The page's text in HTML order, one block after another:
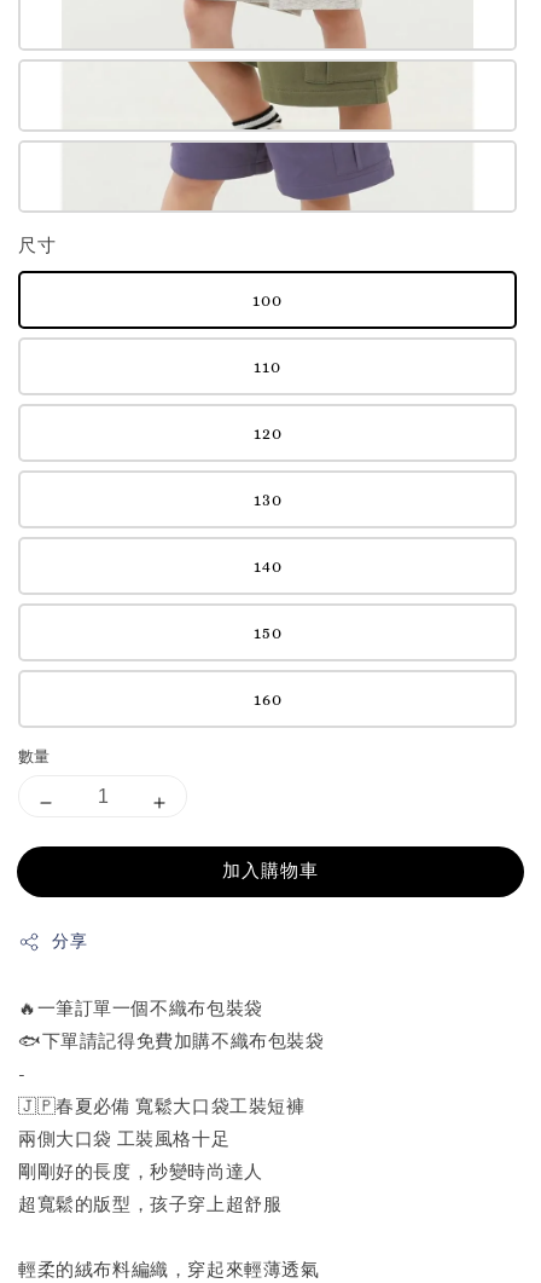
尺寸
100
110
120
130
140
150
160
數量
加入購物車
分享
🔥一筆訂單一個不織布包裝袋
🐟下單請記得免費加購不織布包裝袋
-
🇯🇵春夏必備 寬鬆大口袋工裝短褲
兩側大口袋 工裝風格十足
剛剛好的長度，秒變時尚達人
超寬鬆的版型，孩子穿上超舒服
輕柔的絨布料編織，穿起來輕薄透氣